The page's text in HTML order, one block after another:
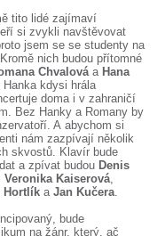
tito lidé zajímaví
si zvykli navštěvovat
jsem se se studenty na
nich budou přítomné
Chvalováa Hana
kdysi hrála
doma i v zahraničí
Bez Hanky a Romany by
A abychom si
nám zazpívají několik
skvostů. Klavír bude
a zpívat budou Denis
Veronika Kaiserová,
Hortlík aJan Kučera.
bude
na žánr, který, ač